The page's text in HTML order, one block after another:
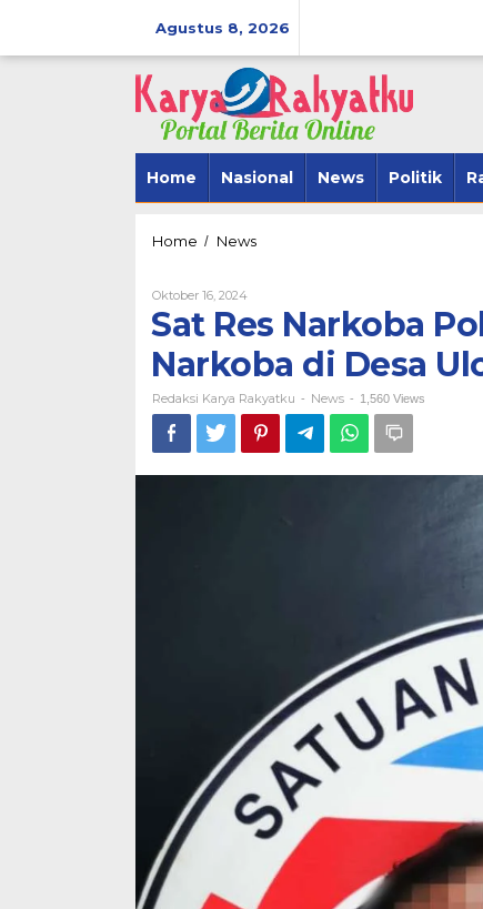
Agustus 8, 2026
Home Nasional News Politik
Home / NewsSat
Bone
Amankan
Pelaku
Narkoba
di
Desa
Uloe
Oktober 16, 2024Oleh
Redaksi
Karya
Rakyatku
Sat Res Narkoba
Narkoba di Desa
Redaksi Karya Rakyatku - News - 1,560 Views
BerAmal
SipakarioMi
Tegak
Di Politik